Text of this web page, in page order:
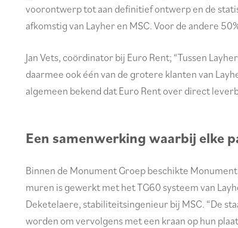
voorontwerp tot aan definitief ontwerp en de
afkomstig van Layher en MSC. Voor de andere
Jan Vets, coördinator bij Euro Rent; “Tussen
daarmee ook één van de grotere klanten van
algemeen bekend dat Euro Rent over direct
Een samenwerking waarbij elke
Binnen de Monument Groep beschikte
muren is gewerkt met het TG60 systeem van
Deketelaere, stabiliteitsingenieur bij MSC. “De
worden om vervolgens met een kraan op hun